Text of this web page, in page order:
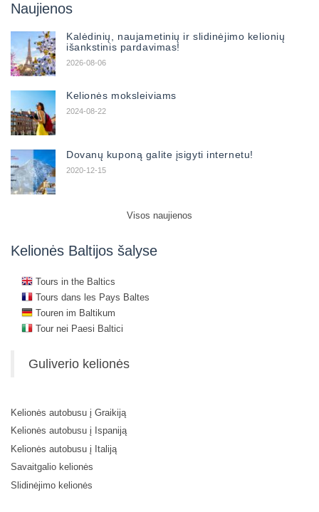
Naujienos
Kalėdinių, naujametinių ir slidinėjimo kelionių
išankstinis pardavimas!
2026-08-06
Kelionės moksleiviams
2024-08-22
Dovanų kuponą galite įsigyti internetu!
2020-12-15
Visos naujienos
Kelionės Baltijos šalyse
Tours in the Baltics
Tours dans les Pays Baltes
Touren im Baltikum
Tour nei Paesi Baltici
Guliverio kelionės
Kelionės autobusu į Graikiją
Kelionės autobusu į Ispaniją
Kelionės autobusu į Italiją
Savaitgalio kelionės
Slidinėjimo kelionės